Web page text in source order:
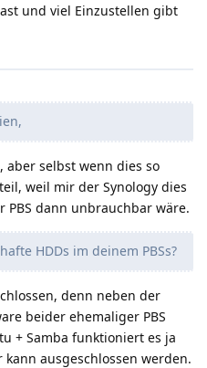
und viel Einzustellen gibt
aber selbst wenn dies so
weil mir der Synology dies
dann unbrauchbar wäre.
HDDs im deinem PBSs?
denn neben der
beider ehemaliger PBS
+ Samba funktioniert es ja
ausgeschlossen werden.